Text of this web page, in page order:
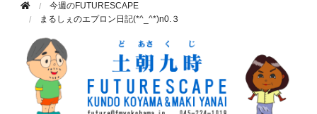
今週のFUTURESCAPE
まるしぇのエプロン日記(*^_^*)n0.３